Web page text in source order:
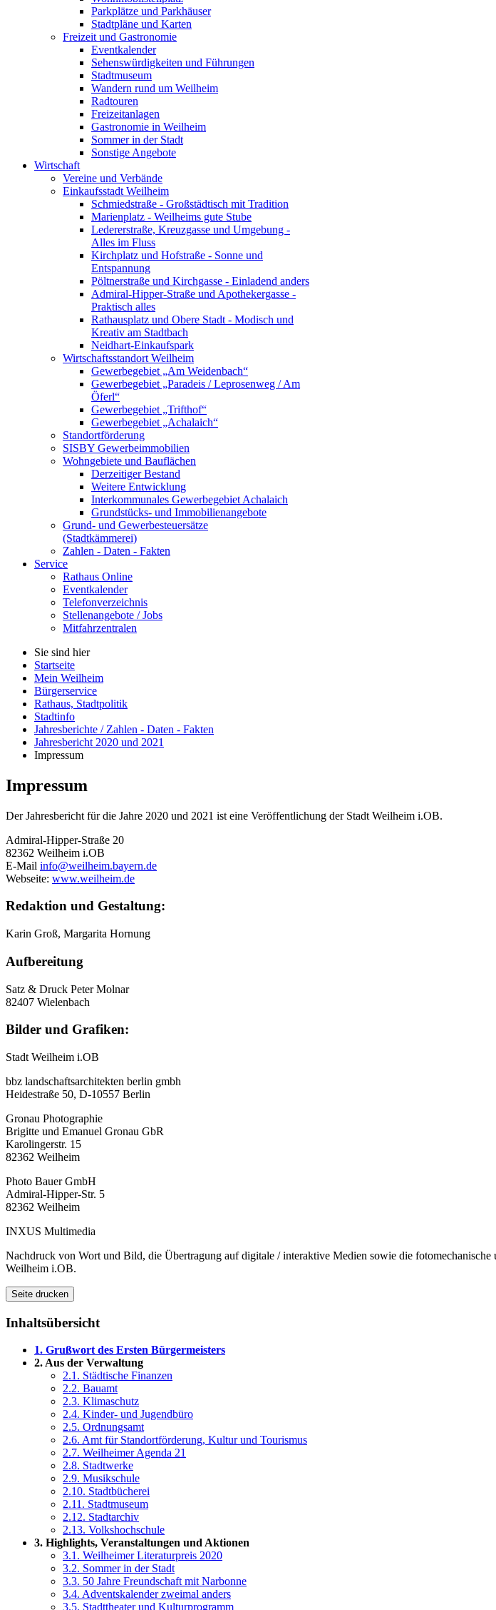
Parkplätze und Parkhäuser
Stadtpläne und Karten
Freizeit und Gastronomie
Eventkalender
Sehenswürdigkeiten und Führungen
Stadtmuseum
Wandern rund um Weilheim
Radtouren
Freizeitanlagen
Gastronomie in Weilheim
Sommer in der Stadt
Sonstige Angebote
Wirtschaft
Vereine und Verbände
Einkaufsstadt Weilheim
Schmiedstraße - Großstädtisch mit Tradition
Marienplatz - Weilheims gute Stube
Ledererstraße, Kreuzgasse und Umgebung -
Alles im Fluss
Kirchplatz und Hofstraße - Sonne und
Entspannung
Pöltnerstraße und Kirchgasse - Einladend anders
Admiral-Hipper-Straße und Apothekergasse -
Praktisch alles
Rathausplatz und Obere Stadt - Modisch und
Kreativ am Stadtbach
Neidhart-Einkaufspark
Wirtschaftsstandort Weilheim
Gewerbegebiet „Am Weidenbach“
Gewerbegebiet „Paradeis / Leprosenweg / Am
Öferl“
Gewerbegebiet „Trifthof“
Gewerbegebiet „Achalaich“
Standortförderung
SISBY Gewerbeimmobilien
Wohngebiete und Bauflächen
Derzeitiger Bestand
Weitere Entwicklung
Interkommunales Gewerbegebiet Achalaich
Grundstücks- und Immobilienangebote
Grund- und Gewerbesteuersätze
(Stadtkämmerei)
Zahlen - Daten - Fakten
Service
Rathaus Online
Eventkalender
Telefonverzeichnis
Stellenangebote / Jobs
Mitfahrzentralen
Sie sind hier
Startseite
Mein Weilheim
Bürgerservice
Rathaus, Stadtpolitik
Stadtinfo
Jahresberichte / Zahlen - Daten - Fakten
Jahresbericht 2020 und 2021
Impressum
Impressum
Der Jahresbericht für die Jahre 2020 und 2021 ist eine Veröffentlichung der Stadt Weilheim i.OB.
Admiral-Hipper-Straße 20
82362 Weilheim i.OB
E-Mail info@weilheim.bayern.de
Webseite: www.weilheim.de
Redaktion und Gestaltung:
Karin Groß, Margarita Hornung
Aufbereitung
Satz & Druck Peter Molnar
82407 Wielenbach
Bilder und Grafiken:
Stadt Weilheim i.OB
bbz landschaftsarchitekten berlin gmbh
Heidestraße 50, D-10557 Berlin
Gronau Photographie
Brigitte und Emanuel Gronau GbR
Karolingerstr. 15
82362 Weilheim
Photo Bauer GmbH
Admiral-Hipper-Str. 5
82362 Weilheim
INXUS Multimedia
Nachdruck von Wort und Bild, die Übertragung auf digitale / interaktive Medien sowie die
Weilheim i.OB.
Seite drucken
Inhaltsübersicht
1. Grußwort des Ersten Bürgermeisters
2. Aus der Verwaltung
2.1. Städtische Finanzen
2.2. Bauamt
2.3. Klimaschutz
2.4. Kinder- und Jugendbüro
2.5. Ordnungsamt
2.6. Amt für Standortförderung, Kultur und Tourismus
2.7. Weilheimer Agenda 21
2.8. Stadtwerke
2.9. Musikschule
2.10. Stadtbücherei
2.11. Stadtmuseum
2.12. Stadtarchiv
2.13. Volkshochschule
3. Highlights, Veranstaltungen und Aktionen
3.1. Weilheimer Literaturpreis 2020
3.2. Sommer in der Stadt
3.3. 50 Jahre Freundschaft mit Narbonne
3.4. Adventskalender zweimal anders
3.5. Stadttheater und Kulturprogramm